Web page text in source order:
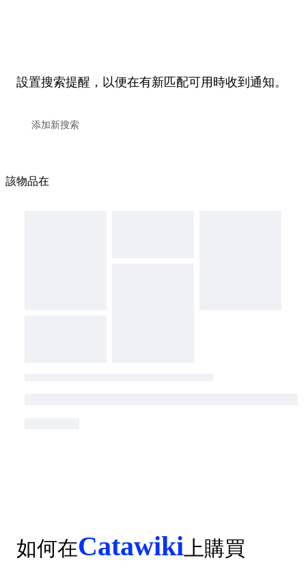
設置搜索提醒，以便在有新匹配可用時收到通知。
該物品在
如何在Catawiki 上購買